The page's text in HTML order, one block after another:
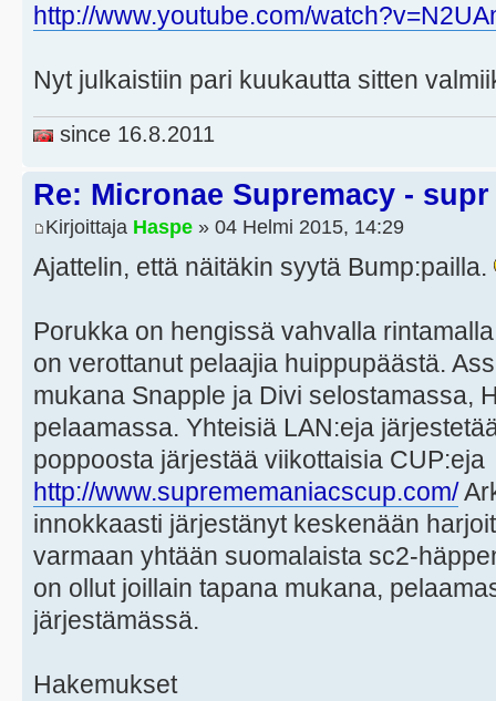
http://www.youtube.com/
Nyt julkaistiin pari kuukautta sitten
since 16.8.2011
Re: Micronae Supremacy - supr
Kirjoittaja Haspe » 04 Helmi 2015, 14:29
Ajattelin, että näitäkin syytä Bump:pailla.
Porukka on hengissä vahvalla
on verottanut pelaajia huippupäästä.
mukana Snapple ja Divi selostamassa,
pelaamassa. Yhteisiä LAN:eja
poppoosta järjestää viikottaisia CUP:eja
http://www.suprememaniacscup.com/
innokkaasti järjestänyt keskenään
varmaan yhtään suomalaista sc2-
on ollut joillain tapana mukana,
järjestämässä.
Hakemukset